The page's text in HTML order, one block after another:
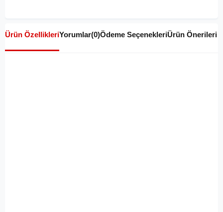
Ürün ÖzellikleriYorumlar(0)Ödeme SeçenekleriÜrün Önerileri